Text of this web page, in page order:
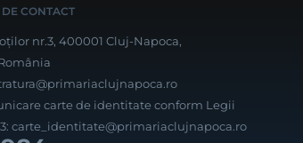
CONTACT
nr.3, 400001 Cluj-Napoca,
carte de identitate conform Legii
carte_identitate@primariaclujnapoca.ro